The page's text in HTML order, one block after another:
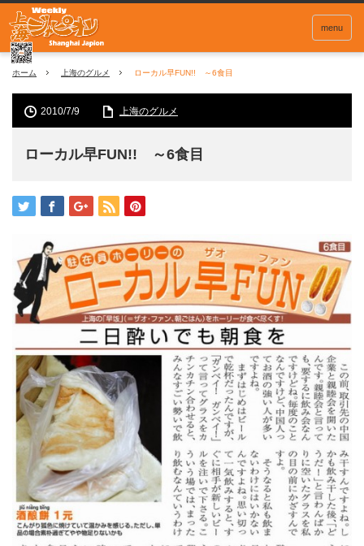
menu
ホーム 上海のグルメ ローカル早FUN!! ～6食目
2010/7/9 上海のグルメ
ローカル早FUN!! ～6食目